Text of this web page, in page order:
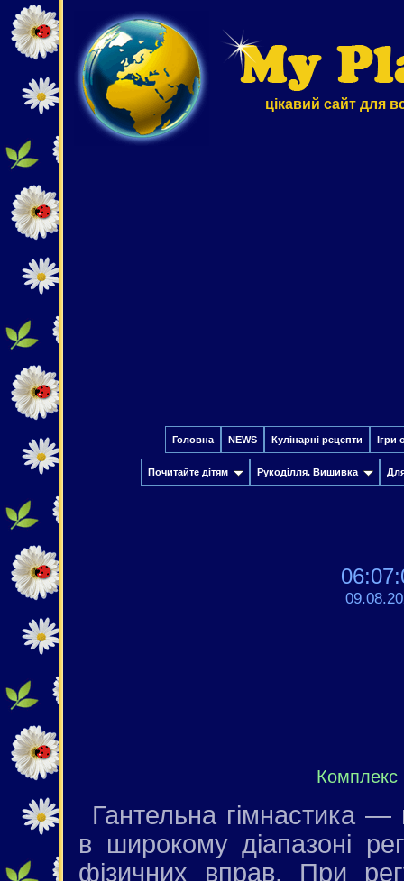
цікавий сайт для
Головна NEWS Кулінарні рецепти Ігри
Почитайте дітям Рукоділля. Вишивка
Комплекс
Гантельна гімнастика
в широкому діапазоні
фізичних вправ. При